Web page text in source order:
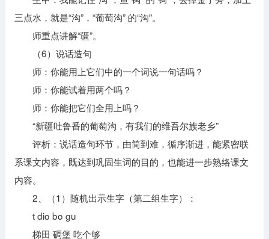
三点水，就是“沟”，“葡萄沟” 的“沟”。
师重点讲解“疆”。
（6）说话造句
师：你能用上它们中的一个词说一句话吗？
师：你能试着用两个吗？
师：你能把它们全用上吗？
“新疆吐鲁番的葡萄沟，有我们的维吾尔族老乡”
评析：说话造句环节，由简到难，循序渐进，能紧密联
系课文内容，既达到巩固生词的目的，也能进一步熟络课文
内容。
2、（1）随机出示生字（第二组生字）：
t dio bo gu
梯田 碉堡 吃个够